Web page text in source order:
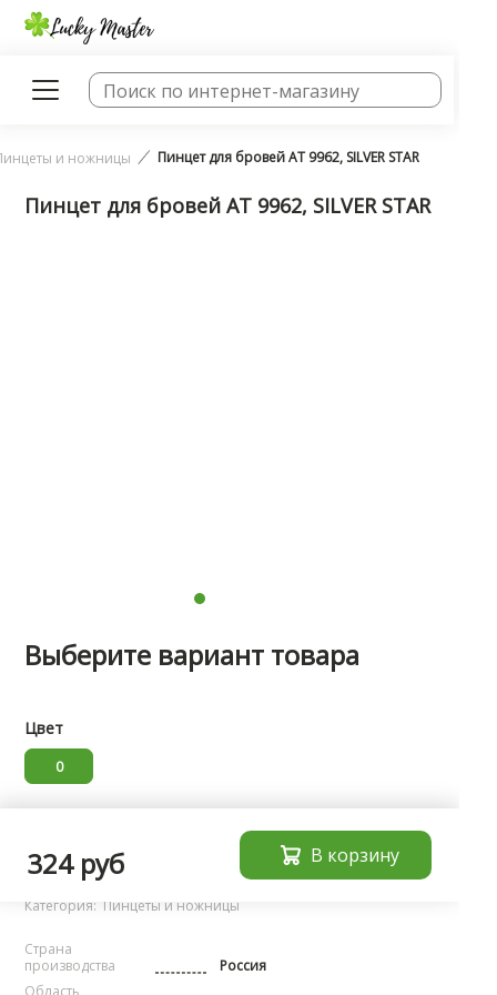
и ножницы Пинцет для бровей AT 9962, SILVER STAR
Пинцет для бровей AT 9962, SILVER STAR
Выберите вариант товара
Цвет
0
Бренд:
noName
Категория: Пинцеты и ножницы
Страна
производства
Россия
Область
324 руб В корзину